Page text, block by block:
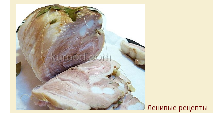
Ленивые рецепты